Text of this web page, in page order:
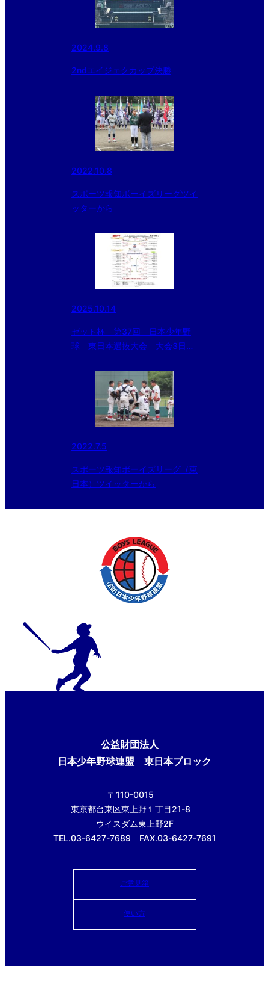
2024.9.8
2ndエイジェクカップ決勝
2022.10.8
スポーツ報知ボーイズリーグツイ
ッターから
2025.10.14
ゼット杯 第37回 日本少年野
球 東日本選抜大会 大会3日
2022.7.5
スポーツ報知ボーイズリーグ（東
日本）ツイッターから
公益財団法人
日本少年野球連盟 東日本ブロック
〒110-0015
東京都台東区東上野１丁目21-8
ウイスダム東上野2F
TEL.03-6427-7689 FAX.03-6427-7691
ご意見箱
使い方